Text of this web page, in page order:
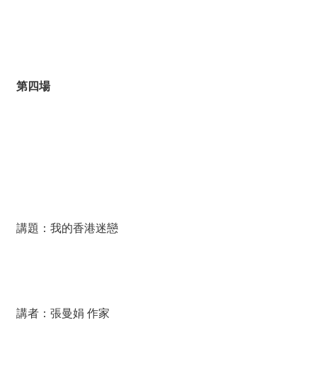
第四場
講題：我的香港迷戀
講者：張曼娟 作家